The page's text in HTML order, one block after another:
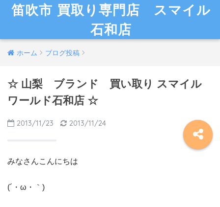
笛吹市 買取り専門店 スマイル
石和店
ホーム ブログ投稿
☆ 山梨 ブランド 買い取り スマイル
ワールド石和店 ☆
2013/11/23 2013/11/24
みなさんこんにちは
(´・ω・｀)